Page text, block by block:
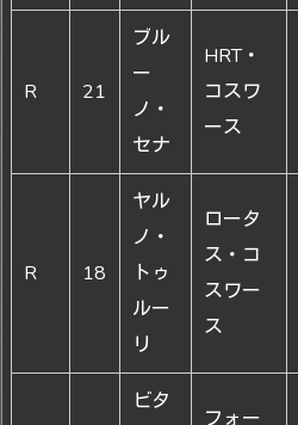
R 21
ブル
ー
ノ・
セナ
HRT・
コスワ
ース
R 18
ヤル
ノ・
トゥ
ルー
リ
ロータ
ス・コ
スワー
ス
ビタ
フォー